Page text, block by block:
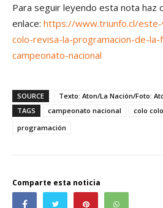
Para seguir leyendo esta nota haz
enlace: https://www.triunfo.cl/
colo-revisa-la-programacion-de-
campeonato-nacional
SOURCE
Texto: Aton/La Nación/Foto:
TAGS
campeonato nacional colo colo
programación
Comparte esta noticia